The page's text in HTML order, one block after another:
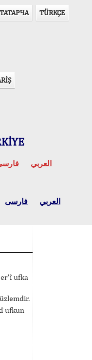
ТАТАРЧА TÜRKÇE
العربي
العربي فارسی
ufka
ufkun